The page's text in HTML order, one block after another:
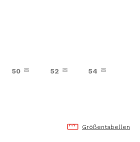
50 52 54
Größentabellen